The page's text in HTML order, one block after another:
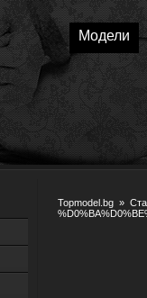
Модели
Topmodel.bg »